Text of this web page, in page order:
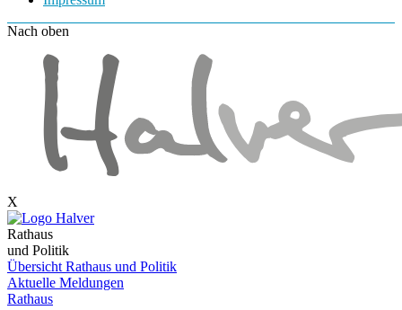
Nach oben
X
Rathaus
und Politik
Übersicht Rathaus und Politik
Aktuelle Meldungen
Rathaus